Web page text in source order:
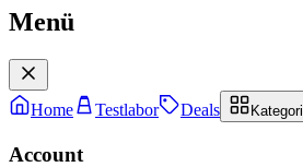
Menü
Home Testlabor Deals
Account